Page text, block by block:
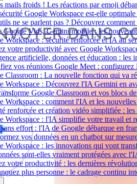
mails froids ! Les réactions par emoji
Google Workspace est-elle
ne se parlent pas ? Découvrez
Google Vids, Gemini mobile : les
Workspace : sécurité renforcée et IA au
votre productivité avec Google
artificielle, données et éducation : les
vos réunions Google Meet : configurez
Classroom : La nouvelle fonction qui va
Workspace : Découvrez l'IA Gemini en
Google Classroom et vos blocs
Workspace : comment l'IA et les
renforcée et création vidéo simplifiée :
Workspace : l'IA simplifie votre travail et
effort : l'IA de Google débarque en
vos données en un chatbot sur
Workspace : les innovations qui vont
sont-elles vraiment protégées avec
votre productivité : les dernières
plus personne : le cadrage continu